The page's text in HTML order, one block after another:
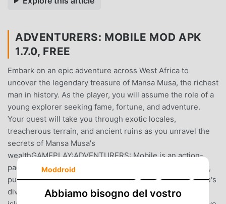
ADVENTURERS: MOBILE MOD APK
1.7.0, FREE
Embark on an epic adventure across West Africa to
uncover the legendary treasure of Mansa Musa, the richest
man in history. As the player, you will assume the role of a
young explorer seeking fame, fortune, and adventure.
Your quest will take you through exotic locales,
treacherous terrain, and ancient ruins as you unravel the
secrets of Mansa Musa's
wealthGAMEPLAY:ADVENTURERS: Mobile is an action-
packed adventure game that blends elements of shooter,
puzzle-solving, and exploration. You'll navigate the game's
diverse environments, such as bustling markets, cities,
Moddroid
Abbiamo bisogno del vostro